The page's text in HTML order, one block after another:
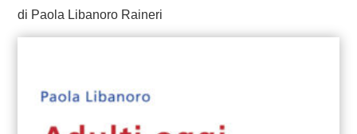
di Paola Libanoro Raineri